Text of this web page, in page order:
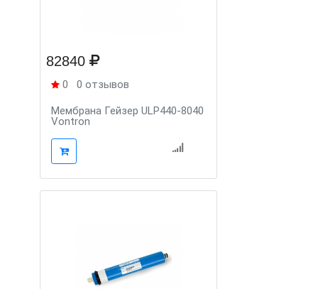
82840
0 0 отзывов
Мембрана Гейзер ULP440-8040
Vontron